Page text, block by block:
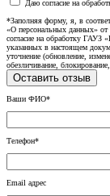
Даю согласие на
*Заполняя форму, я, в
«О персональных данных» от
согласие на обработку
указанных в настоящем
уточнение (обновление,
обезличивание,
Ваши ФИО*
Телефон*
Email адрес